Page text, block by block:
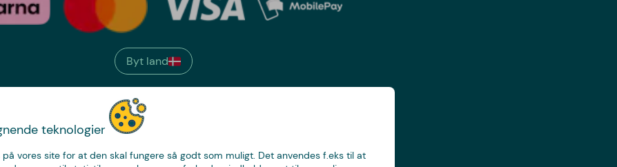
teknologier
vores site for at den skal fungere så godt som muligt. Det anvendes f.eks til at
Byt land